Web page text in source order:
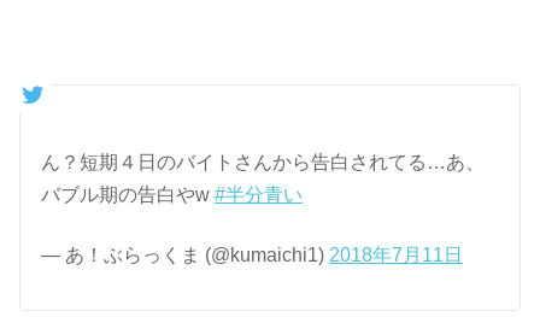
ん？短期４日のバイトさんから告白されてる…あ、
バブル期の告白やw#半分青い
— あ！ぶらっくま (@kumaichi1) 2018年7月11日